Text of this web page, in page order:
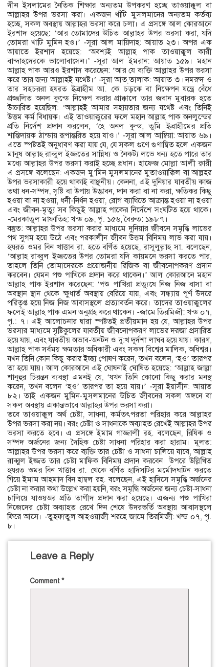
দীন ইসলামের নৈতিক শিক্ষার অন্যতম উপকরণ হচ্ছে তাওয়াক্কুল বা
আল্লাহর উপর ভরসা করা। একজন খাঁটি মুসলমানের অন্যতম কর্তব্য
হচ্ছে, সকল অবস্থায় আল্লাহর ভরসা করে চলা। এ প্রসঙ্গে আল কোরআনে
ইরশাদ হয়েছে: ‘আর তোমাদের উচিত আল্লাহর উপর ভরসা করা, যদি
তোমরা খাটি মুমিন হও।’ -সূরা আল মায়িদাহ: আয়াত ২৩। অপর এক
আয়াতে ইরশাদ হয়েছে: ‘অবশ্যই আল্লাহ পাক তাওয়াক্কুল কারী
বান্দাহদেরকে ভালোবাসেন।’ -সূরা আল ইমরান: আয়াত ১৫৯। মহান
আল্লাহ পাক আরও ইরশাদ করেছেন: ‘আর যে ব্যক্তি আল্লাহর উপর ভরসা
করে তার জন্য আল্লাহই যথেষ্ট।’ -সূরা আত্ তালাক: আয়াত ৩। নমরুদ ও
তার সহচররা হযরত ইব্রাহীম আ. কে চড়কে বা নিক্ষেপন যন্ত্রে বেঁধে
প্রজ্জলিত অনল কুন্ডে নিক্ষেপ করার প্রাক্কালে তার জবান মুবারক হতে
উচ্চারিত হয়েছিল: ‘আল্লাহই আমার সহায়তার জন্য যথেষ্ট এবং তিনিই
উত্তম কর্ম বিধায়ক। এই তাওয়াক্কুরের ফলে মহান আল্লাহ পাক অনলুন্ডের
প্রতি নির্দেশ প্রদান করলেন, ‘হে অনল কুন্ড, তুমি ইব্রাহীমের প্রতি
শান্তিদায়ক ঠান্ডায় রূপান্তরিত হয়ে যাও।’ -সূরা আল আম্বিয়া: আয়াত ৬৯।
এতে স্পষ্টতই অনুধাবণ করা যায় যে, যে সকল গুণে গুণান্বিত হলে একজন
মানুষ আল্লাহ রাব্বুল ইজ্জতের সান্নিধ্য ও নৈকট্য লভে ধন্য হতে পারে তার
মধ্যে আল্লাহর উপর ভরসা করাই হচ্ছে প্রধান। হাফেজ মোল্লা আলী ক্বারী
এ প্রসঙ্গে বলেছেন: একজন মু’মিন মুসলমানের মুতাওয়াক্কিল বা আল্লহর
উপর ভরসাকারী হয়ে থাকাই বাঞ্ছনীয়। কেননা, এই দুনিয়ার যাবতীয় কাজ
তথা ধন-সম্পদ, সৃষ্টি বা উপায় উদ্ভাবন, দান করা বা না করা, ক্ষতিকর কিছু
হওয়া বা না হওয়া, ধনী-নির্ধন হওয়া, রোগ ব্যাধিতে আক্রান্ত হওয়া না হওয়া
এবং জীবন-মৃত্যু সব কিছুই আল্লাহ পাকের নির্দেশে সংঘটিত হয়ে থাকে।
-মেরকাতুল মাফাতিহ: খন্ড ০৯, পৃ. ১৫৬, বৈরুত: ১৯৮৭।
বস্তুত: আল্লাহর উপর ভরসা করার মাধ্যমে দুনিয়ার জীবনে সমৃদ্ধি লাভের
পথ সুগম হয়ে উঠে এবং পরকালীন জীবন উত্তম বিনিময় লাভ করা যায়।
হযরত ওমর বিন খাত্তাব রা. হতে বর্ণিত হয়েছে, রাসূলুল্লাহ সা. বলেছেন,
‘আল্লাহ রাব্বুল ইজ্জতের উপর তোমরা যদি কায়মনে ভরসা করতে পার,
তাহলে তিনি তোমাদেরকে প্রয়োজনীয় রিজিক বা জীবনোপকরণ প্রদান
করবেন। যেমন পশু পাখিকে প্রদান করে থাকেন।’ আল কোরআনে মহান
আল্লাহ পাক ইরশাদ করেছেন: ‘পশু পাখিরা প্রত্যুষে নিজ নিজ বাসা বা
অবস্থান স্থান থেকে ক্ষুধার্ত অবস্থায় বেরিয়ে যায়, এবং সন্ধ্যায় পূর্ণ উদরে
পরিতৃপ্ত হয়ে নিজ নিজ আবাসস্থলে প্রত্যাবর্তন করে। তাদের তাওয়াক্কুলের
ফলেই আল্লাহ পাক এমন অনুগ্রহ করে থাকেন। -জামে তিরমিজী: খন্ড ০৭,
পৃ.: ৭। এই আলোচনার দ্বারা স্পষ্টতই প্রতীয়মান হয় যে, আল্লাহর উপর
ভরসার মাধ্যমে সৃষ্টিকুলের যাবতীয় জীবনোপকরণ লাভের দরজা প্রসারিত
হয়ে যায়, এবং যাবতীয় অভাব-অনটন ও দু:খ দূর্দশা লাঘব হয়ে যায়। কারণ,
আল্লাহ পাক সর্বময় ক্ষমতার অধিকারী এবং সকল বিশ্বের মালিক, অধিশ্বর।
যখন তিনি কোন কিছু করার ইচ্ছা পোষণ করেন, তখন বলেন, ‘হও’ তারপর
তা হয়ে যায়। আল কোরআনে এই ঘোষনাই ঘোষিত হয়েছে: ‘আল্লাহ জাল্লা
শানুহুর চিরন্তন ব্যবস্থা এমনই যে, ‘যখন তিনি কোনো কিছু করার মনস্থ
করেন, তখন বলেন ‘হও’ তারপর তা হয়ে যায়।’ -সূরা ইয়াসীন: আয়াত
৮২। তাই একজন মুমিন-মুসলমানের উচিত জীবনের সকল অঙ্গনে বা
সকল অবস্থায় একান্তভাবে আল্লাহর উপর ভরসা করা।
তবে তাওয়াক্কুল অর্থ চেষ্টা, সাধনা, কর্মতৎপরতা পরিহার করে আল্লাহর
উপর ভরসা করা নয়। বরং চেষ্টা ও সাধনাকে অব্যাহত রেখেই আল্লাহর উপর
ভরসা করতে হবে। এ প্রসঙ্গে ইমাম গাজ্জালী রহ. বলেছেন, রিযিক ও
সম্পদ অর্জনের জন্য দৈহিক চেষ্টা সাধনা পরিহার করা হারাম। মূলত:
আল্লাহর উপর ভরসা করে ব্যক্তি তার চেষ্টা ও সাধনা চালিয়ে যাবে, আল্লাহ
রাব্বুল ইজ্জত তার চেষ্টা মাফিক বিনিময় প্রদান করবেন। উপরে উল্লিখিত
হযরত ওমর বিন খাত্তাব রা. থেকে বর্ণিত হাদিসটির মর্মোদঘাটন করতে
গিয়ে ইমাম আহমাদ বিন হাম্বল রহ. বলেছেন, এই হাদিসে সমৃদ্ধি অর্জনের
চেষ্টা না করার কথা উল্লেখ করা হয়নি, বরং সমৃদ্ধি অর্জনের জন্য চেষ্টা-সাধনা
চালিয়ে যাওয়অর প্রতি তাগীদ প্রদান করা হয়েছে। এজন্য পশু পাখিরা
নিজেদের চেষ্টা অব্যাহত রেখে দিন শেষে উদরভর্তি অবস্থায় আবাসস্থলে
ফিরে আসে। -তুহফাতুল আহওয়াজী শরহে জামে তিরমিজী: খন্ড ০৭, পৃ.
৮।
Leave a Reply
Comment *